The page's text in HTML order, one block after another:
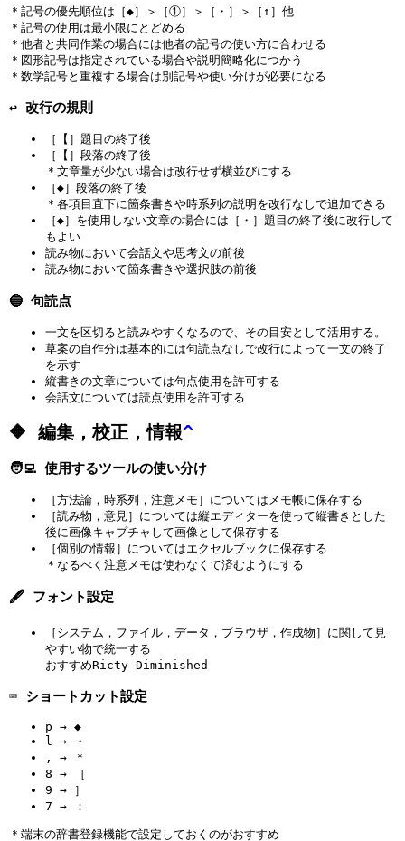
＊記号の優先順位は［◆］＞［①］＞［・］＞［↑］他
＊記号の使用は最小限にとどめる
＊他者と共同作業の場合には他者の記号の使い方に合わせる
＊図形記号は指定されている場合や説明簡略化につかう
＊数学記号と重複する場合は別記号や使い分けが必要になる
↩️ 改行の規則
［【］題目の終了後
［【］段落の終了後
＊文章量が少ない場合は改行せず横並びにする
［◆］段落の終了後
＊各項目直下に箇条書きや時系列の説明を改行なしで追加できる
［◆］を使用しない文章の場合には［・］題目の終了後に改行して
もよい
読み物において会話文や思考文の前後
読み物において箇条書きや選択肢の前後
🔵 句読点
一文を区切ると読みやすくなるので、その目安として活用する。
草案の自作分は基本的には句読点なしで改行によって一文の終了
を示す
縦書きの文章については句点使用を許可する
会話文については読点使用を許可する
🔶 編集，校正，情報^
🧑‍💻 使用するツールの使い分け
［方法論，時系列，注意メモ］についてはメモ帳に保存する
［読み物，意見］については縦エディターを使って縦書きとした
後に画像キャプチャして画像として保存する
［個別の情報］についてはエクセルブックに保存する
＊なるべく注意メモは使わなくて済むようにする
🖋 フォント設定
［システム，ファイル，データ，ブラウザ，作成物］に関して見
やすい物で統一する
おすすめRicty Diminished
⌨️ ショートカット設定
p → ◆
l → ・
, → ＊
8 → ［
9 → ］
7 → ：
＊端末の辞書登録機能で設定しておくのがおすすめ